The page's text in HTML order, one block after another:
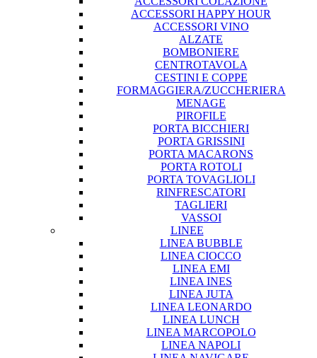
ACCESSORI HAPPY HOUR
ACCESSORI VINO
ALZATE
BOMBONIERE
CENTROTAVOLA
CESTINI E COPPE
FORMAGGIERA/ZUCCHERIERA
MENAGE
PIROFILE
PORTA BICCHIERI
PORTA GRISSINI
PORTA MACARONS
PORTA ROTOLI
PORTA TOVAGLIOLI
RINFRESCATORI
TAGLIERI
VASSOI
LINEE
LINEA BUBBLE
LINEA CIOCCO
LINEA EMI
LINEA INES
LINEA JUTA
LINEA LEONARDO
LINEA LUNCH
LINEA MARCOPOLO
LINEA NAPOLI